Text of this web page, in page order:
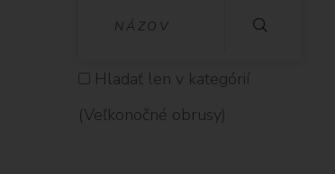
s
y
H
L
Hladať len v kategórií
(Veľkonočné obrusy)